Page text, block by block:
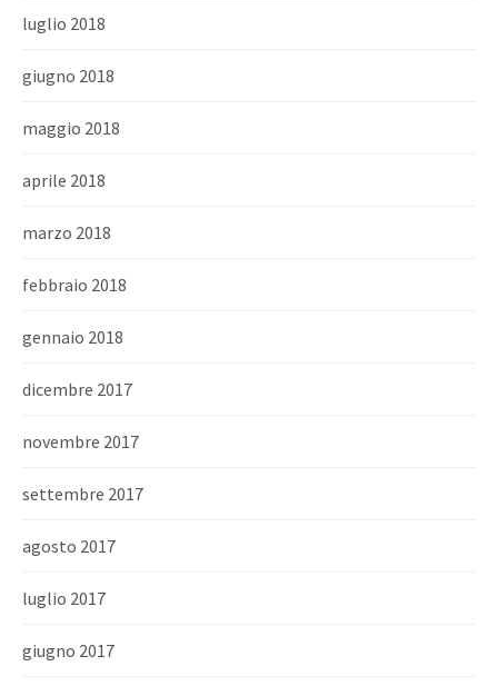
luglio 2018
giugno 2018
maggio 2018
aprile 2018
marzo 2018
febbraio 2018
gennaio 2018
dicembre 2017
novembre 2017
settembre 2017
agosto 2017
luglio 2017
giugno 2017